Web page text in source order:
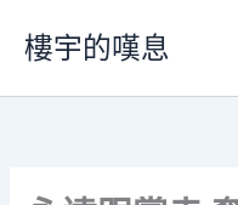
要
樓宇的嘆息